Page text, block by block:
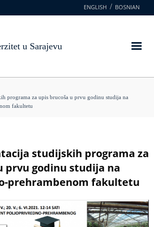
ENGLISH BOSNIAN
u Sarajevu
programa za upis brucoša u prvu godinu studija na
fakultetu
studijskih programa za
prvu godinu studija na
prehrambenom fakultetu